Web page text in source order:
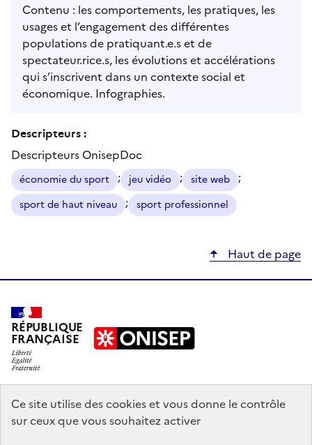
Ce site utilise des cookies et vous donne le contrôle
sur ceux que vous souhaitez activer
Contenu : les comportements, les pratiques, les
usages et l’engagement des différentes
populations de pratiquant.e.s et de
spectateur.rice.s, les évolutions et accélérations
qui s’inscrivent dans un contexte social et
économique. Infographies.
Descripteurs :
Descripteurs OnisepDoc
économie du sport ; jeu vidéo ; site web ;
sport de haut niveau ; sport professionnel
Haut de page
RÉPUBLIQUE
FRANÇAISE
education.gouv.fr
enseignementsup-recherche.gouv.fr